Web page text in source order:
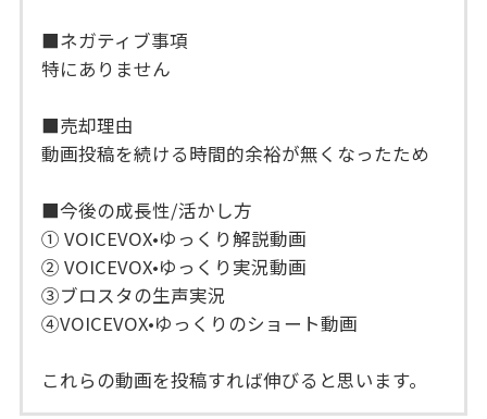
■ネガティブ事項
特にありません
■売却理由
動画投稿を続ける時間的余裕が無くなったため
■今後の成長性/活かし方
① VOICEVOX•ゆっくり解説動画
② VOICEVOX•ゆっくり実況動画
③ブロスタの生声実況
④VOICEVOX•ゆっくりのショート動画
これらの動画を投稿すれば伸びると思います。